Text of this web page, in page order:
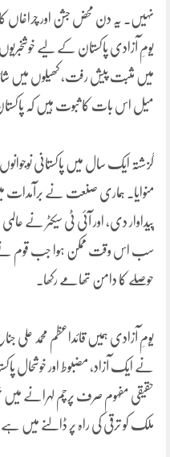
نہیں۔ یہ دن محض جشن اور چراغاں
یومِ آزادی پاکستان کے لیے
میں مثبت پیش رفت، کھیلوں میں
میل اس بات کا ثبوت ہیں کہ
گزشتہ ایک سال میں پاکستانی
منوایا۔ ہماری صنعت نے برآمدات
پیداوار دی، اور آئی ٹی سیکٹر نے
سب اس وقت ممکن ہوا جب قوم نے
حوصلے کا دامن تھامے رکھا۔
یومِ آزادی ہمیں قائداعظم محمد علی
نے ایک آزاد، مضبوط اور خوشحال
حقیقی مفہوم صرف پرچم لہرانے
ملک کو ترقی کی راہ پر ڈالنے میں ہے۔